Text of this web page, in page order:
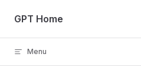
Skip to content
GPT Home
Menu